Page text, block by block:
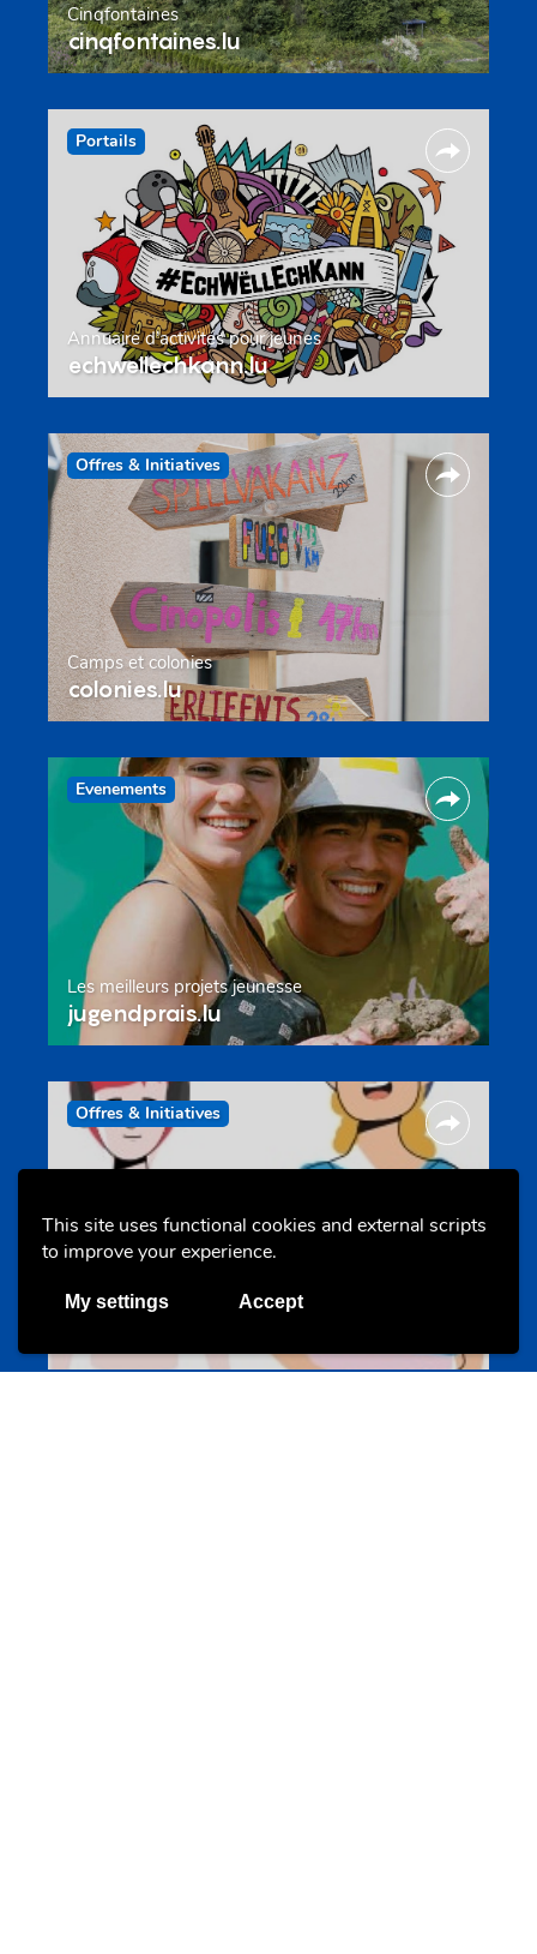
This site uses functional cookies and external scripts
to improve your experience.
My settings Accept
Cinqfontaines
cinqfontaines.lu
Portails
Annuaire d’activités pour jeunes
echwellechkann.lu
Offres & Initiatives
Camps et colonies
colonies.lu
Evenements
Les meilleurs projets jeunesse
jugendprais.lu
Offres & Initiatives
Un projet de jeunes pour jeunes